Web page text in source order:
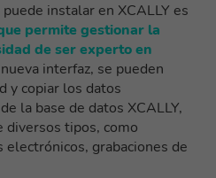
instalar en XCALLY es
permite gestionar la
de ser experto en
interfaz, se pueden
y copiar los datos
la base de datos XCALLY,
diversos tipos, como
electrónicos, grabaciones de